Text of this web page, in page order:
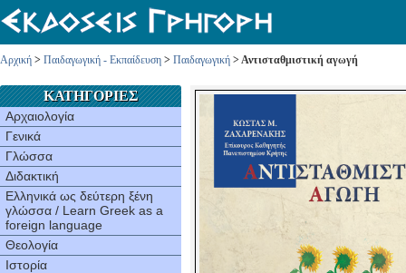
Αρχική > Παιδαγωγική - Εκπαίδευση > Παιδαγωγική > Αντισταθμιστική αγωγή
ΚΑΤΗΓΟΡΙΕΣ
Αρχαιολογία
Γενικά
Γλώσσα
Διδακτική
Ελληνικά ως δεύτερη ξένη
γλώσσα / Learn Greek as a
foreign language
Θεολογία
Ιστορία